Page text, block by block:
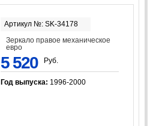
Артикул №: SK-34178
Зеркало правое механическое
евро
5 520 Руб.
Год выпуска: 1996-2000